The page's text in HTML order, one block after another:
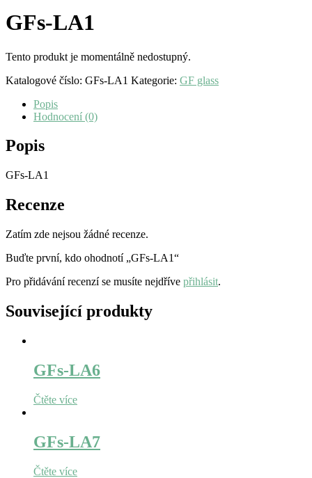
GFs-LA1
Tento produkt je momentálně nedostupný.
Katalogové číslo: GFs-LA1 Kategorie: GF glass
Popis
Hodnocení (0)
Popis
GFs-LA1
Recenze
Zatím zde nejsou žádné recenze.
Buďte první, kdo ohodnotí „GFs-LA1“
Pro přidávání recenzí se musíte nejdříve přihlásit.
Související produkty
GFs-LA6
Čtěte více
GFs-LA7
Čtěte více